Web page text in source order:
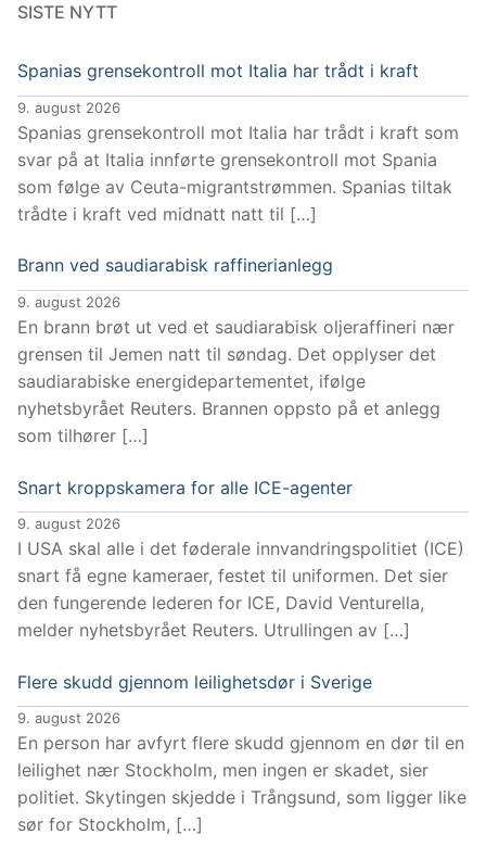
SISTE NYTT
Spanias grensekontroll mot Italia har trådt i kraft
9. august 2026
Spanias grensekontroll mot Italia har trådt i kraft som
svar på at Italia innførte grensekontroll mot Spania
som følge av Ceuta-migrantstrømmen. Spanias tiltak
trådte i kraft ved midnatt natt til […]
Brann ved saudiarabisk raffinerianlegg
9. august 2026
En brann brøt ut ved et saudiarabisk oljeraffineri nær
grensen til Jemen natt til søndag. Det opplyser det
saudiarabiske energidepartementet, ifølge
nyhetsbyrået Reuters. Brannen oppsto på et anlegg
som tilhører […]
Snart kroppskamera for alle ICE-agenter
9. august 2026
I USA skal alle i det føderale innvandringspolitiet (ICE)
snart få egne kameraer, festet til uniformen. Det sier
den fungerende lederen for ICE, David Venturella,
melder nyhetsbyrået Reuters. Utrullingen av […]
Flere skudd gjennom leilighetsdør i Sverige
9. august 2026
En person har avfyrt flere skudd gjennom en dør til en
leilighet nær Stockholm, men ingen er skadet, sier
politiet. Skytingen skjedde i Trångsund, som ligger like
sør for Stockholm, […]